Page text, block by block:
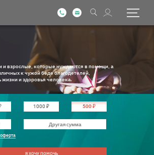
и взрослые, которые нуждаются в помощи, а
к чужой беде благодетелей,
и здоровья человека.
1000 ₽ 500 ₽
Введите другую сумму
Я ХОЧУ ПОМОЧЬ